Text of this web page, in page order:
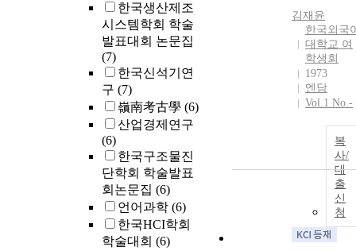
한국생산제조
시스템학회 학술
발표대회 논문집
(7)
한국신석기연
구 (7)
嶺南考古學 (6)
산업경제연구
(6)
한국구조물진
단학회 학술발표
회논문집 (6)
언어과학 (6)
한국HCI학회
학술대회 (6)
김재윤
한국외국
대학교 여
학생회
1973
엔담
Vol.1 No.-
복
사/
대
출
신
청